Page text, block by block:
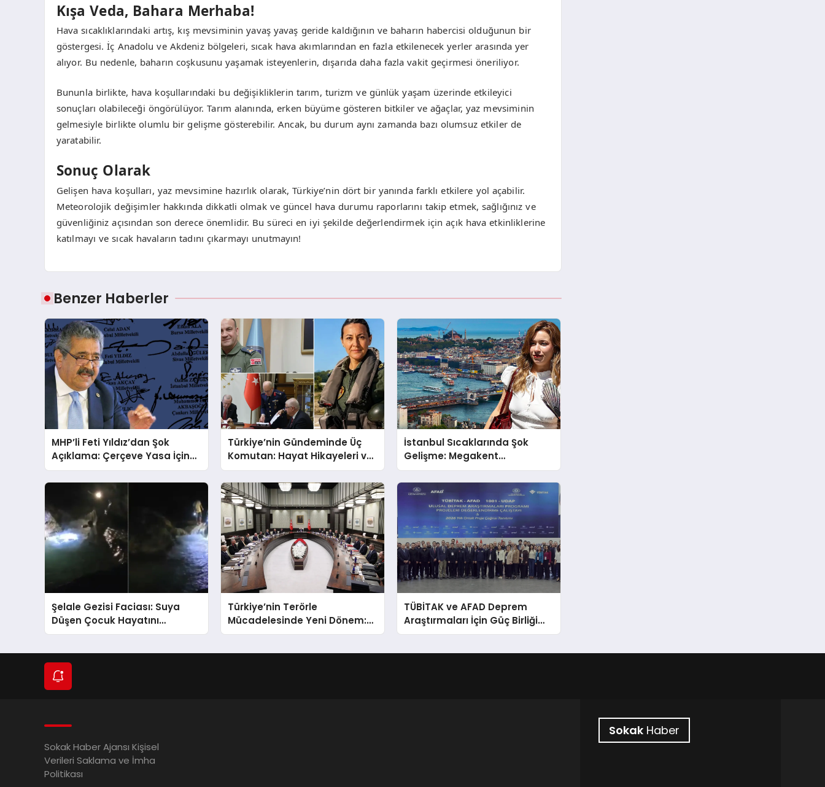
Kışa Veda, Bahara Merhaba!
Hava sıcaklıklarındaki artış, kış mevsiminin yavaş yavaş geride kaldığının ve baharın habercisi olduğunun bir
göstergesi. İç Anadolu ve Akdeniz bölgeleri, sıcak hava akımlarından en fazla etkilenecek yerler arasında yer
alıyor. Bu nedenle, baharın coşkusunu yaşamak isteyenlerin, dışarıda daha fazla vakit geçirmesi öneriliyor.
Bununla birlikte, hava koşullarındaki bu değişikliklerin tarım, turizm ve günlük yaşam üzerinde etkileyici
sonuçları olabileceği öngörülüyor. Tarım alanında, erken büyüme gösteren bitkiler ve ağaçlar, yaz mevsiminin
gelmesiyle birlikte olumlu bir gelişme gösterebilir. Ancak, bu durum aynı zamanda bazı olumsuz etkiler de
yaratabilir.
Sonuç Olarak
Gelişen hava koşulları, yaz mevsimine hazırlık olarak, Türkiye’nin dört bir yanında farklı etkilere yol açabilir.
Meteorolojik değişimler hakkında dikkatli olmak ve güncel hava durumu raporlarını takip etmek, sağlığınız ve
güvenliğiniz açısından son derece önemlidir. Bu süreci en iyi şekilde değerlendirmek için açık hava etkinliklerine
katılmayı ve sıcak havaların tadını çıkarmayı unutmayın!
Benzer Haberler
MHP’li Feti Yıldız’dan Şok
Açıklama: Çerçeve Yasa İçin
430 Tahmin!
Türkiye’nin Gündeminde Üç
Komutan: Hayat Hikayeleri ve
YAŞ Kararları!
İstanbul Sıcaklarında Şok
Gelişme: Megakent
Sağanakla Sarsılıyor!
Şelale Gezisi Faciası: Suya
Düşen Çocuk Hayatını
Kaybetti
Türkiye’nin Terörle
Mücadelesinde Yeni Dönem:
Terörsüz Bir Gelecek İçin
TÜBİTAK ve AFAD Deprem
Araştırmaları İçin Güç Birliği
Yaptı
Sokak Haber Ajansı Kişisel
Verileri Saklama ve İmha
Politikası
SokakHaber